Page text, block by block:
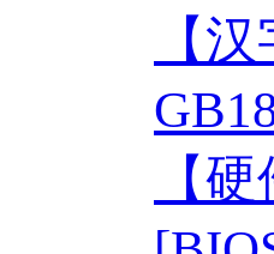
【
【